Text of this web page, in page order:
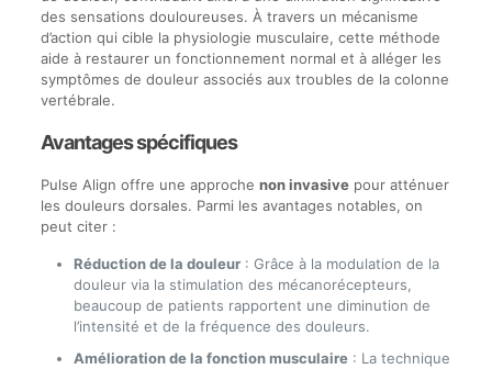
des sensations douloureuses. À travers un mécanisme
d’action qui cible la physiologie musculaire, cette méthode
aide à restaurer un fonctionnement normal et à alléger les
symptômes de douleur associés aux troubles de la colonne
vertébrale.
Avantages spécifiques
Pulse Align offre une approche non invasivepour atténuer
les douleurs dorsales. Parmi les avantages notables, on
peut citer :
Réduction de la douleur: Grâce à la modulation de la
douleur via la stimulation des mécanorécepteurs,
beaucoup de patients rapportent une diminution de
l’intensité et de la fréquence des douleurs.
Amélioration de la fonction musculaire: La technique